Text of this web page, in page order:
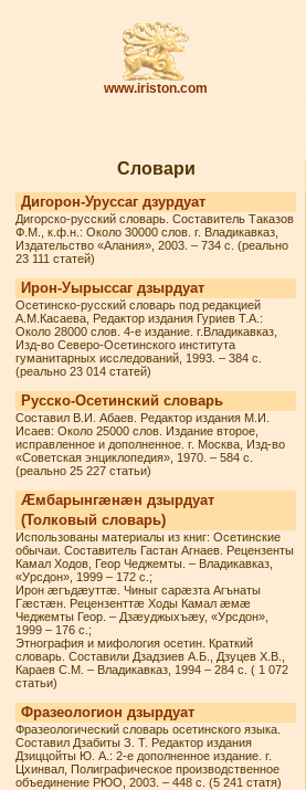
www.iriston.com
Словари
Дигорон-Уруссаг дзурдуат
Дигорско-русский словарь. Составитель Таказов
Ф.М., к.ф.н.: Около 30000 слов. г. Владикавказ,
Издательство «Алания», 2003. – 734 с. (реально
23 111 статей)
Ирон-Уырыссаг дзырдуат
Осетинско-русский словарь под редакцией
А.М.Касаева, Редактор издания Гуриев Т.А.:
Около 28000 слов. 4-е издание. г.Владикавказ,
Изд-во Северо-Осетинского института
гуманитарных исследований, 1993. – 384 с.
(реально 23 014 статей)
Русско-Осетинский словарь
Составил В.И. Абаев. Редактор издания М.И.
Исаев: Около 25000 слов. Издание второе,
исправленное и дополненное. г. Москва, Изд-во
«Советская энциклопедия», 1970. – 584 с.
(реально 25 227 статьи)
Æмбарынгæнæн дзырдуат
(Толковый словарь)
Использованы материалы из книг: Осетинские
обычаи. Составитель Гастан Агнаев. Рецензенты
Камал Ходов, Геор Чеджемты. – Владикавказ,
«Урсдон», 1999 – 172 с.;
Ирон æгъдæуттæ. Чиныг сарæзта Агънаты
Гæстæн. Рецензенттæ Ходы Камал æмæ
Чеджемты Геор. – Дзæуджыхъæу, «Урсдон»,
1999 – 176 с.;
Этнография и мифология осетин. Краткий
словарь. Составили Дзадзиев А.Б., Дзуцев Х.В.,
Караев С.М. – Владикавказ, 1994 – 284 с. ( 1 072
статьи)
Фразеологион дзырдуат
Фразеологический словарь осетинского языка.
Составил Дзабиты З. Т. Редактор издания
Дзиццойты Ю. А.: 2-е дополненное издание. г.
Цхинвал, Полиграфическое производственное
объединение РЮО, 2003. – 448 с. (5 241 статя)